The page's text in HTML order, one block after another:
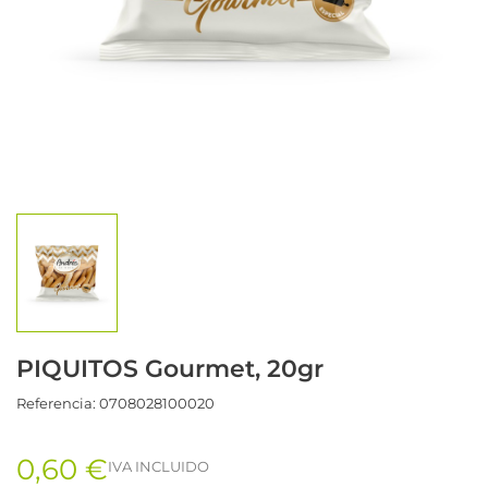
PIQUITOS Gourmet, 20gr
Referencia: 0708028100020
0,60 €IVA INCLUIDO